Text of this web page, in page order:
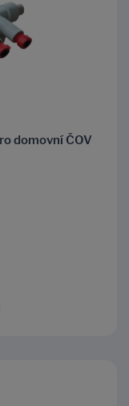
domovní ČOV